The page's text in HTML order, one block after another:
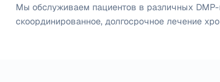
Мы обслуживаем пациентов в различных
скоординированное, долгосрочное лечение